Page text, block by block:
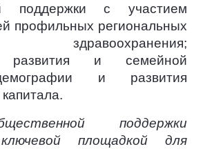
поддержки с участием
профильных региональных
здравоохранения;
развития и семейной
и развития
поддержки
площадкой для